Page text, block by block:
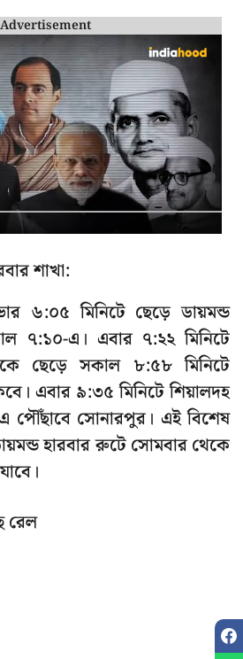
Advertisement
শাখা:
৬:০৫ মিনিটে ছেড়ে ডায়মন্ড
৭:১০-এ। এবার ৭:২২ মিনিটে
ছেড়ে সকাল ৮:৫৮ মিনিটে
এবার ৯:৩৫ মিনিটে শিয়ালদহ
পৌঁছাবে সোনারপুর। এই বিশেষ
হারবার রুটে সোমবার থেকে
রেল